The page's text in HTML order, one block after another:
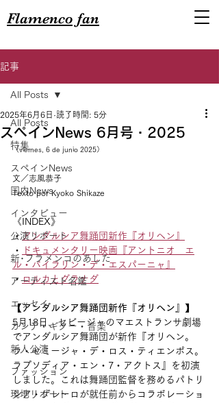
Flamenco fan
記事
All Posts
特集
スペインNews
国内News
インタビュー
公演リポート
新･フラメンコのあした
アーティスト名鑑
エッセイ
カンテ・ギター・音楽
新人公演
ファッション
現地リポート
All Posts
スペインNews 6月号・2025
2025年6月6日 読了時間: 5分
（viernes, 6 de junio 2025）
文／志風恭子
Texto por Kyoko Shikaze
《INDEX》
・アンダルシア舞踊団新作『オリヘン』
・
ドキュメンタリー映画『アントニオ　エ
ル・バイラリン・デ・エスパーニャ』
・ロルカとグラナダ
【アンダルシア舞踊団新作『オリヘン』】
5月18日、セビージャのマエストランサ劇場
でアンダルシア舞踊団が新作『オリヘン。
ラ・セミージャ・デ・ロス・ティエンポス。
ラプソディア・エン・7・アクトス』を初演
しました。これは舞踊団監督を務めるパトリ
シア・ゲレーロが就任前からコラボレーショ